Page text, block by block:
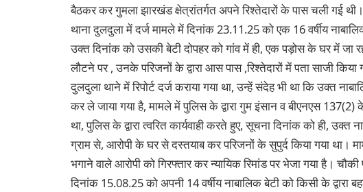
बैठकर कर गुमला झारखंड क्षेत्रांतर्गत अपने रिश्तेदारों के पास चली गई थी।
थाना दुलदुला में दर्ज मामले में दिनांक 23.11.25 को एक 16 वर्षीय
उक्त दिनांक को उसकी बेटी दोपहर को गांव में ही, एक पड़ोस के घर में जा
लौटने पर , उनके परिजनों के द्वारा आस पास ,रिश्तेदारों में पता साजी
दुलदुला थाने में रिपोर्ट दर्ज कराया गया था, उन्हें संदेह भी था कि उक्त
कर ले जाया गया है, मामले में पुलिस के द्वारा गुम इंसान व बीएनएस 137(2)
था, पुलिस के द्वारा त्वरित कार्यवाही करते हुए, सूचना दिनांक को ही, उक्त
ग्राम से, आरोपी के घर से दस्तयाब कर परिजनों के सुपुर्द किया गया था।
भगाने वाले आरोपी को गिरफ्तार कर न्यायिक रिमांड पर भेजा गया है।
दिनांक 15.08.25 को अपनी 14 वर्षीय नाबालिक बेटी को किसी के